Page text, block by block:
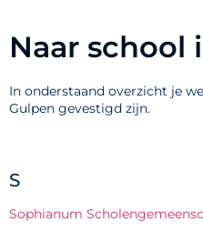
Naar school
In onderstaand overzicht je
Gulpen gevestigd zijn.
S
Sophianum